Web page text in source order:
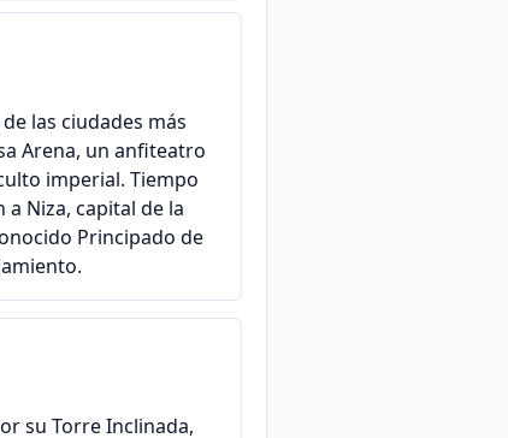
las ciudades más
Arena, un anfiteatro
imperial. Tiempo
Niza, capital de la
Principado de
su Torre Inclinada,